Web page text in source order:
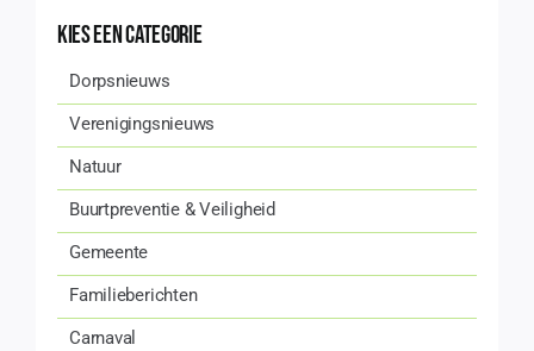
Kies een categorie
Dorpsnieuws
Verenigingsnieuws
Natuur
Buurtpreventie & Veiligheid
Gemeente
Familieberichten
Carnaval